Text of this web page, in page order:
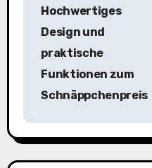
s
Hochwertiges
Design und
praktische
Funktionen zum
Schnäppchenpreis